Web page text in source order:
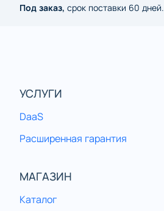
Под заказ, срок поставки 60 дней.
УСЛУГИ
DaaS
Расширенная гарантия
МАГАЗИН
Каталог